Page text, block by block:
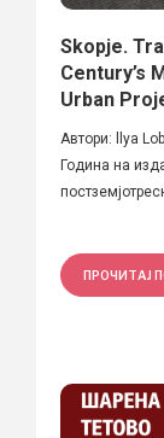
Skopje.
Century’s
Urban
Автори: llya
Година на
ПРОЧИТАЈ